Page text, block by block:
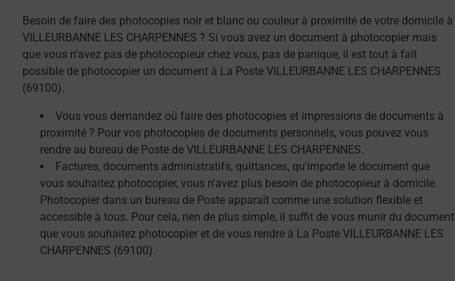
Besoin de faire des photocopies noir et blanc ou couleur à proximité de votre domicile à
VILLEURBANNE LES CHARPENNES ? Si vous avez un document à photocopier mais
que vous n'avez pas de photocopieur chez vous, pas de panique, il est tout à fait
possible de photocopier un document à La Poste VILLEURBANNE LES CHARPENNES
(69100).
Vous vous demandez où faire des photocopies et impressions de documents à
proximité ? Pour vos photocopies de documents personnels, vous pouvez vous
rendre au bureau de Poste de VILLEURBANNE LES CHARPENNES.
Factures, documents administratifs, quittances, qu'importe le document que
vous souhaitez photocopier, vous n'avez plus besoin de photocopieur à domicile.
Photocopier dans un bureau de Poste apparaît comme une solution flexible et
accessible à tous. Pour cela, rien de plus simple, il suffit de vous munir du document
que vous souhaitez photocopier et de vous rendre à La Poste VILLEURBANNE LES
CHARPENNES (69100).